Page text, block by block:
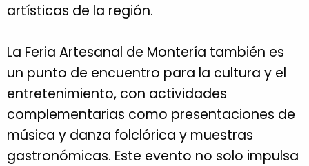
artísticas de la región.
La Feria Artesanal de Montería también es
un punto de encuentro para la cultura y el
entretenimiento, con actividades
complementarias como presentaciones de
música y danza folclórica y muestras
gastronómicas. Este evento no solo impulsa